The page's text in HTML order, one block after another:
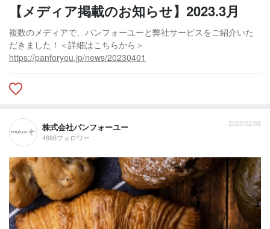
【メディア掲載のお知らせ】2023.3月
複数のメディアで、パンフォーユーと弊社サービスをご紹介いた
だきました！＜詳細はこちらから＞
https://panforyou.jp/news/20230401
株式会社パンフォーユー
4686フォロワー
2023/02/08